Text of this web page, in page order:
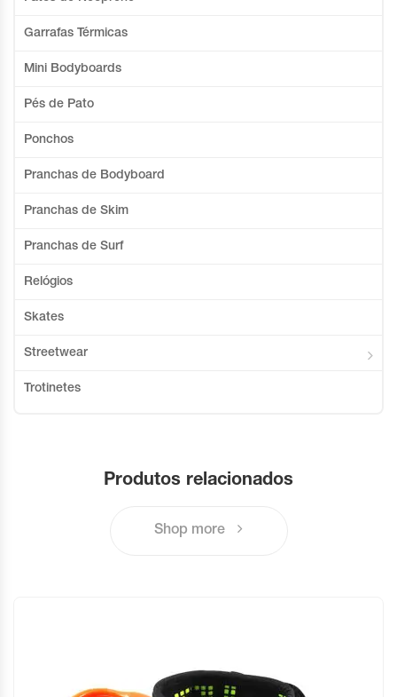
Garrafas Térmicas
Mini Bodyboards
Pés de Pato
Ponchos
Pranchas de Bodyboard
Pranchas de Skim
Pranchas de Surf
Relógios
Skates
Streetwear
Trotinetes
Produtos relacionados
Shop more